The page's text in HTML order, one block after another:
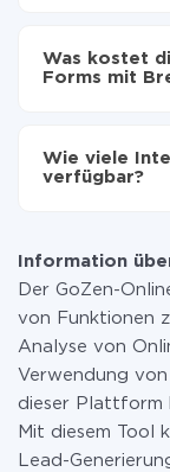
Forms auf
Im
Was kostet
Forms mit
zahlen nur für
Service von
Weitere
Wie viele
verfügbar?
Information
Der GoZen-
von Funktionen
Analyse von
Verwendung
dieser Plattform
Mit diesem Tool
Lead-